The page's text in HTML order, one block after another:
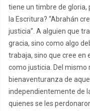
tiene un timbre de gloria,
la Escritura? “Abrahán
justicia”. A alguien que
gracia, sino como algo
trabaja, sino que cree en
como justicia. Del
bienaventuranza de
independientemente de
quienes se les